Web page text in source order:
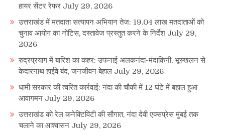
हायर सेंटर रेफर July 29, 2026
उत्तराखंड में मतदाता सत्यापन अभियान तेज: 19.04 लाख मतदाताओं को
चुनाव आयोग का नोटिस, दस्तावेज प्रस्तुत करने के निर्देश July 29,
2026
रुद्रप्रयाग में बारिश का कहर: उफनाई अलकनंदा-मंदाकिनी, भूस्खलन से
केदारनाथ हाईवे बंद, जनजीवन बेहाल July 29, 2026
धामी सरकार की त्वरित कार्रवाई: नंदा की चौकी में 12 घंटे में बहाल हुआ
आवागमन July 29, 2026
उत्तराखंड को रेल कनेक्टिविटी की सौगात, नंदा देवी एक्सप्रेस मुंबई तक
चलाने का आश्वासन July 29, 2026